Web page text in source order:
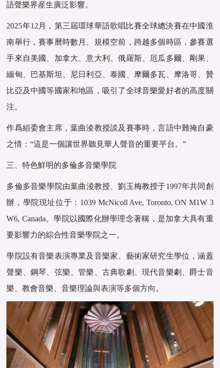
語聲樂界産生廣泛影響。
2025年12月，第三屆環球華語歌唱比賽全球總決賽在中國淮
南舉行，賽事曆時數月、規模空前，跨越多個時區，參賽選
手來自美國、加拿大、意大利、俄羅斯、厄瓜多爾、剛果、
緬甸、巴基斯坦、尼日利亞、泰國、摩爾多瓦、摩洛哥、贊
比亞及中國等國家和地區，吸引了全球音樂愛好者的高度關
注。
作爲組委會主席，葉曲淩教授談及賽事時，言語中難掩自豪
之情：“這是一個讓世界聽見華人聲音的重要平台。”
三、特色鮮明的多倫多音樂學院
多倫多音樂學院由葉曲淩教授、劉玉梅教授于1997年共同創
辦，學院現址位于：1039 McNicoll Ave, Toronto, ON M1W 3
W6, Canada。學院以國際化辦學理念著稱，是加拿大具有重
要影響力的綜合性音樂學院之一。
學院設有音樂表演專業及音樂家、藝術家研究生學位，涵蓋
聲樂、鋼琴、弦樂、管樂、古典歌劇、現代音樂劇、爵士音
樂、教會音樂、音樂理論與表演等多個方向。